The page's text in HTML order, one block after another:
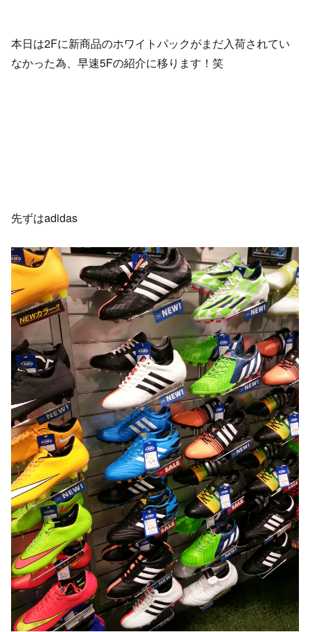
本日は2Fに新商品のホワイトパックがまだ入荷されてい
なかった為、早速5Fの紹介に移ります！笑
先ずはadidas